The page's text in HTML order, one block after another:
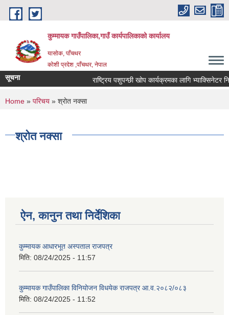
Skip to main content
कुम्मायक गाउँपालिका,गाउँ कार्यपालिकाको कार्यालय
यासोक, पाँचथर
कोशी प्रदेश ,पाँचथर, नेपाल
सूचना राष्ट्रिय पशुपन्छी खोप कार्यक्रमका लागि भ्याक्सिनेटर
You are here
Home » परिचय » श्रोत नक्सा
श्रोत नक्सा
ऐन, कानुन तथा निर्देशिका
कुम्मायक आधारभूत अस्पताल राजपत्र
मिति: 08/24/2025 - 11:57
कुम्मायक गाउँपालिका विनियोजन विधयेक राजपत्र आ.व.२०८२/०८३
मिति: 08/24/2025 - 11:52